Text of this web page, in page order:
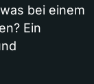
bei einem
Ein